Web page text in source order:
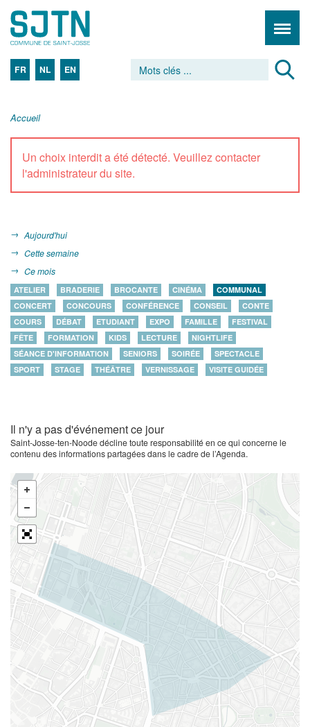
FR NL EN
Accueil
Un choix interdit a été détecté. Veuillez contacter
l'administrateur du site.
Aujourd'hui
Cette semaine
Ce mois
ATELIER BRADERIE BROCANTE CINÉMA
COMMUNAL
CONCERT
CONCOURS CONFÉRENCE CONSEIL
CONTE
COURS
DÉBAT ETUDIANT EXPO FAMILLE
FESTIVAL
FÊTE
FORMATION KIDS LECTURE
NIGHTLIFE
SÉANCE D'INFORMATION
SENIORS SOIRÉE
SPECTACLE
SPORT
STAGE THÉÂTRE VERNISSAGE VISITE GUIDÉE
Il n'y a pas d'événement ce jour
Saint-Josse-ten-Noode décline toute responsabilité en ce qui concerne le
contenu des informations partagées dans le cadre de l’Agenda.